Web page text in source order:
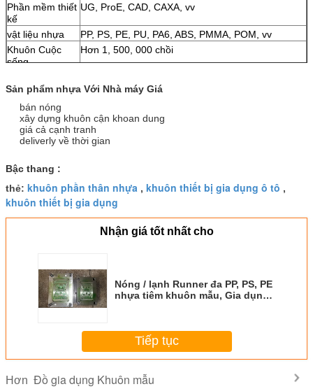
Phần mềm thiết
kế
UG, ProE, CAD, CAXA, vv
vật liệu nhựa
PP, PS, PE, PU, PA6, ABS, PMMA, POM, vv
Khuôn Cuộc
sống
Hơn 1, 500, 000 chồi
hàng
Đặc điểm kỹ
thuật
Sản phẩm nhựa Với Nhà máy Giá
bán nóng
xây dựng khuôn cận khoan dung
giá cả cạnh tranh
deliverly về thời gian
Bậc thang :
thẻ: khuôn phần thân nhựa , khuôn thiết bị gia dụng ô tô ,
khuôn thiết bị gia dụng
Nhận giá tốt nhất cho
Nóng / lạnh Runner đa PP, PS, PE
nhựa tiêm khuôn mẫu, Gia dụng
Tiếp tục
Hơn Đồ gia dụng Khuôn mẫu